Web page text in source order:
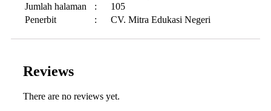
Jumlah halaman
:
105
Penerbit
: CV. Mitra Edukasi Negeri
Reviews
There are no reviews yet.